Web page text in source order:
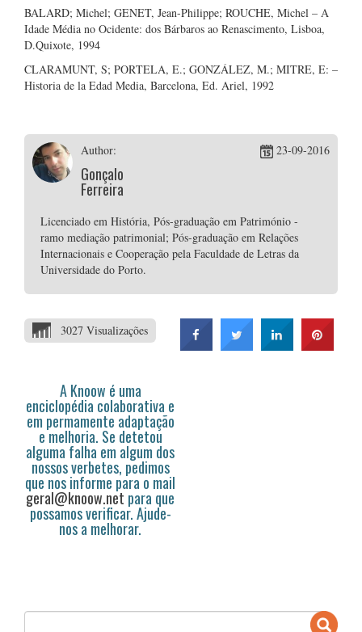
BALARD; Michel; GENET, Jean-Philippe; ROUCHE, Michel – A
Idade Média no Ocidente: dos Bárbaros ao Renascimento, Lisboa,
D.Quixote, 1994
CLARAMUNT, S; PORTELA, E.; GONZÁLEZ, M.; MITRE, E: –
Historia de la Edad Media, Barcelona, Ed. Ariel, 1992
Author:
Gonçalo
Ferreira
23-09-2016
Licenciado em História, Pós-graduação em Património -
ramo mediação patrimonial; Pós-graduação em Relações
Internacionais e Cooperação pela Faculdade de Letras da
Universidade do Porto.
3027 Visualizações
A Knoow é uma
enciclopédia colaborativa e
em permamente adaptação
e melhoria. Se detetou
alguma falha em algum dos
nossos verbetes, pedimos
que nos informe para o mail
geral@knoow.net para que
possamos verificar. Ajude-
nos a melhorar.